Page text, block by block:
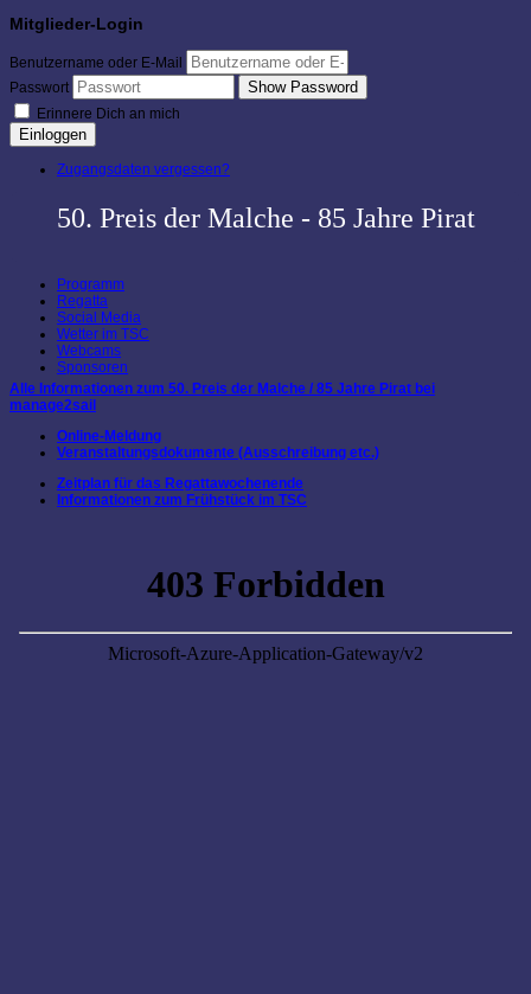
Mitglieder-Login
Benutzername oder E-Mail
Passwort
Show Password
Erinnere Dich an mich
Einloggen
Zugangsdaten vergessen?
50. Preis der Malche - 85 Jahre Pirat
Programm
Regatta
Social Media
Wetter im TSC
Webcams
Sponsoren
Alle Informationen zum 50. Preis der Malche / 85 Jahre Pirat bei
manage2sail
Online-Meldung
Veranstaltungsdokumente (Ausschreibung etc.)
Zeitplan für das Regattawochenende
Informationen zum Frühstück im TSC